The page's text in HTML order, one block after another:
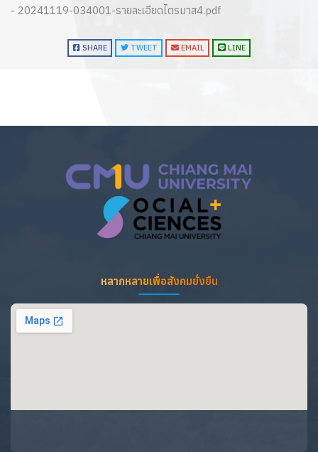
- 20241119-034001-รายละเอียดไตรมาส4.pdf
SHARE TWEET EMAIL LINE
หลากหลายเพื่อสังคมยั่งยืน